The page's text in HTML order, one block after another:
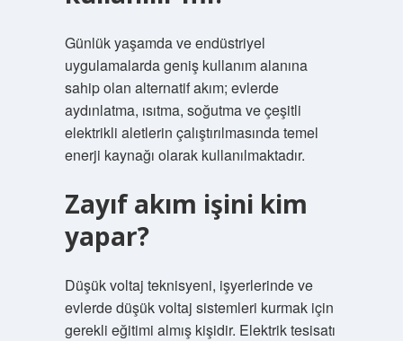
Günlük yaşamda ve endüstriyel
uygulamalarda geniş kullanım alanına
sahip olan alternatif akım; evlerde
aydınlatma, ısıtma, soğutma ve çeşitli
elektrikli aletlerin çalıştırılmasında temel
enerji kaynağı olarak kullanılmaktadır.
Zayıf akım işini kim
yapar?
Düşük voltaj teknisyeni, işyerlerinde ve
evlerde düşük voltaj sistemleri kurmak için
gerekli eğitimi almış kişidir. Elektrik tesisatı